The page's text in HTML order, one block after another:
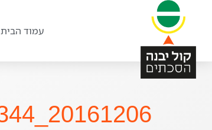
עמוד הבית
20161206_130344_800x450